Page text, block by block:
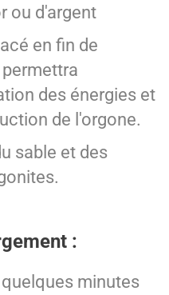
ou d'argent
en fin de
des énergies et
de l'orgone.
sable et des
:
minutes